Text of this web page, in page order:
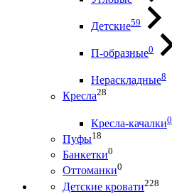
Детские59
П-образные0
Нераскладные8
Кресла28
Кресла-качалки0
Пуфы18
Банкетки0
Оттоманки0
Детские кровати228